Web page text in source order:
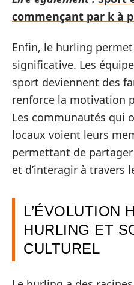
commençant par k à
Enfin, le hurling
significative. Les
sport deviennent des
renforce la motivation
Les communautés qui
locaux voient leurs
permettant de
et d’interagir à travers
L’ÉVOLUTION
HURLING ET
CULTUREL